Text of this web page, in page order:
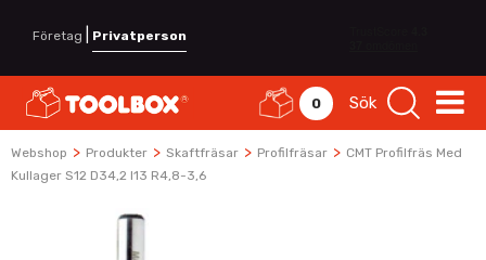
Företag Privatperson
0 Sök
Webshop > Produkter > Skaftfräsar > Profilfräsar > CMT Profilfräs Med
Kullager S12 D34,2 I13 R4,8-3,6